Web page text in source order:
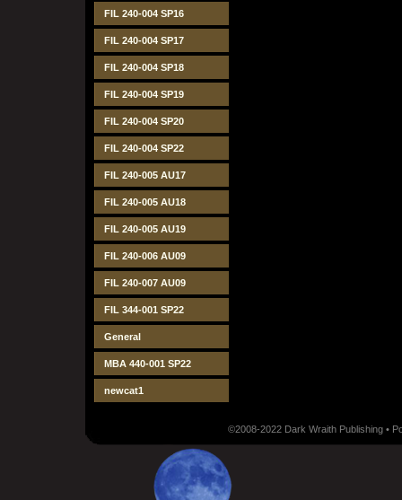
FIL 240-004 SP16
FIL 240-004 SP17
FIL 240-004 SP18
FIL 240-004 SP19
FIL 240-004 SP20
FIL 240-004 SP22
FIL 240-005 AU17
FIL 240-005 AU18
FIL 240-005 AU19
FIL 240-006 AU09
FIL 240-007 AU09
FIL 344-001 SP22
General
MBA 440-001 SP22
newcat1
©2008-2022 Dark Wraith Publishing •